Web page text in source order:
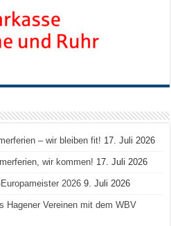
– wir bleiben fit! 17. Juli 2026
wir kommen! 17. Juli 2026
2026 9. Juli 2026
Hagener Vereinen mit dem WBV